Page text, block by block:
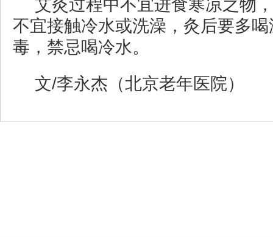
艾灸过程中不宜进食寒凉之物
不宜接触冷水或洗澡，灸后要多
毒，禁忌喝冷水。
文/李永杰（北京老年医院）